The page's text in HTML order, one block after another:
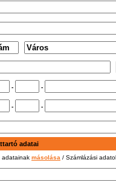
- -
- -
adatai
adatainak másolása / Számlázási